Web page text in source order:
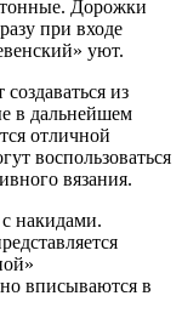
Дорожки
при входе
уют.
из
в дальнейшем
отличной
воспользоваться
вязания.
накидами.
вписываются в